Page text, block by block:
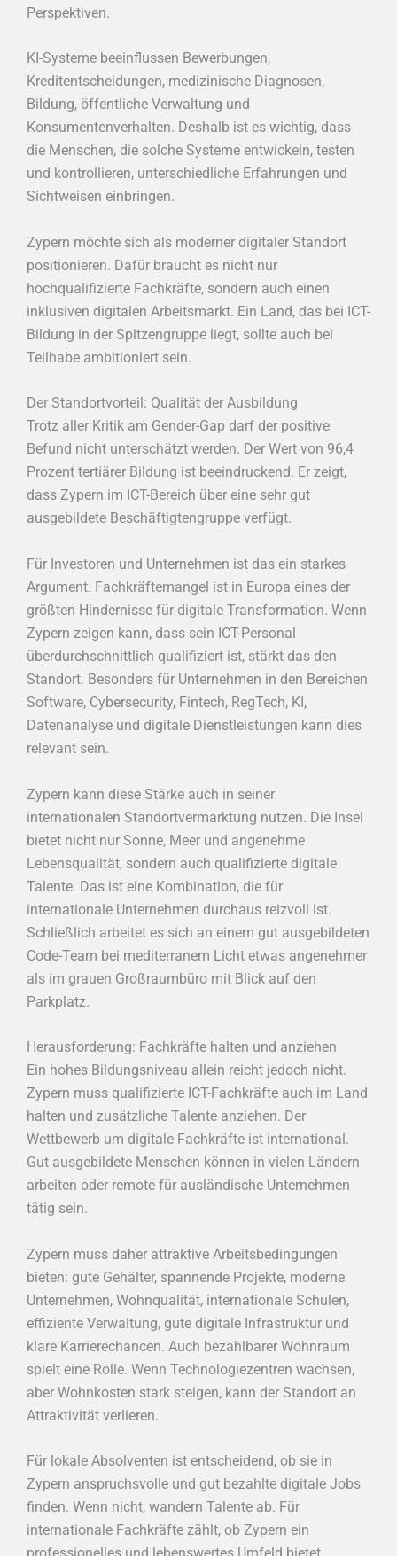
Perspektiven.
KI-Systeme beeinflussen Bewerbungen,
Kreditentscheidungen, medizinische Diagnosen,
Bildung, öffentliche Verwaltung und
Konsumentenverhalten. Deshalb ist es wichtig, dass
die Menschen, die solche Systeme entwickeln, testen
und kontrollieren, unterschiedliche Erfahrungen und
Sichtweisen einbringen.
Zypern möchte sich als moderner digitaler Standort
positionieren. Dafür braucht es nicht nur
hochqualifizierte Fachkräfte, sondern auch einen
inklusiven digitalen Arbeitsmarkt. Ein Land, das bei ICT-
Bildung in der Spitzengruppe liegt, sollte auch bei
Teilhabe ambitioniert sein.
Der Standortvorteil: Qualität der Ausbildung
Trotz aller Kritik am Gender-Gap darf der positive
Befund nicht unterschätzt werden. Der Wert von 96,4
Prozent tertiärer Bildung ist beeindruckend. Er zeigt,
dass Zypern im ICT-Bereich über eine sehr gut
ausgebildete Beschäftigtengruppe verfügt.
Für Investoren und Unternehmen ist das ein starkes
Argument. Fachkräftemangel ist in Europa eines der
größten Hindernisse für digitale Transformation. Wenn
Zypern zeigen kann, dass sein ICT-Personal
überdurchschnittlich qualifiziert ist, stärkt das den
Standort. Besonders für Unternehmen in den Bereichen
Software, Cybersecurity, Fintech, RegTech, KI,
Datenanalyse und digitale Dienstleistungen kann dies
relevant sein.
Zypern kann diese Stärke auch in seiner
internationalen Standortvermarktung nutzen. Die Insel
bietet nicht nur Sonne, Meer und angenehme
Lebensqualität, sondern auch qualifizierte digitale
Talente. Das ist eine Kombination, die für
internationale Unternehmen durchaus reizvoll ist.
Schließlich arbeitet es sich an einem gut ausgebildeten
Code-Team bei mediterranem Licht etwas angenehmer
als im grauen Großraumbüro mit Blick auf den
Parkplatz.
Herausforderung: Fachkräfte halten und anziehen
Ein hohes Bildungsniveau allein reicht jedoch nicht.
Zypern muss qualifizierte ICT-Fachkräfte auch im Land
halten und zusätzliche Talente anziehen. Der
Wettbewerb um digitale Fachkräfte ist international.
Gut ausgebildete Menschen können in vielen Ländern
arbeiten oder remote für ausländische Unternehmen
tätig sein.
Zypern muss daher attraktive Arbeitsbedingungen
bieten: gute Gehälter, spannende Projekte, moderne
Unternehmen, Wohnqualität, internationale Schulen,
effiziente Verwaltung, gute digitale Infrastruktur und
klare Karrierechancen. Auch bezahlbarer Wohnraum
spielt eine Rolle. Wenn Technologiezentren wachsen,
aber Wohnkosten stark steigen, kann der Standort an
Attraktivität verlieren.
Für lokale Absolventen ist entscheidend, ob sie in
Zypern anspruchsvolle und gut bezahlte digitale Jobs
finden. Wenn nicht, wandern Talente ab. Für
internationale Fachkräfte zählt, ob Zypern ein